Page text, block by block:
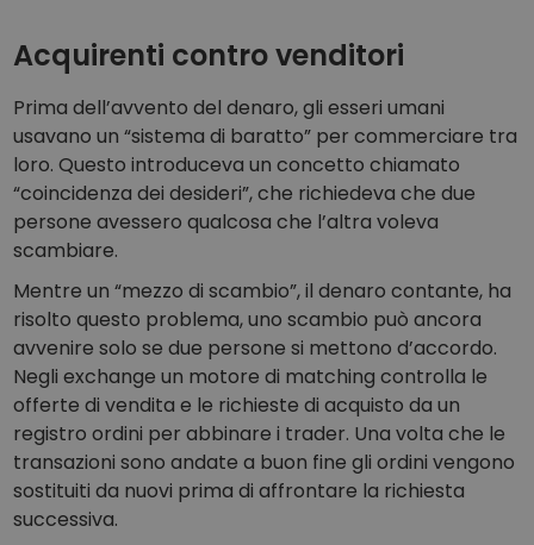
Acquirenti contro venditori
Prima dell’avvento del denaro, gli esseri umani
usavano un “sistema di baratto” per commerciare tra
loro. Questo introduceva un concetto chiamato
“coincidenza dei desideri”, che richiedeva che due
persone avessero qualcosa che l’altra voleva
scambiare.
Mentre un “mezzo di scambio”, il denaro contante, ha
risolto questo problema, uno scambio può ancora
avvenire solo se due persone si mettono d’accordo.
Negli exchange un motore di matching controlla le
offerte di vendita e le richieste di acquisto da un
registro ordini per abbinare i trader. Una volta che le
transazioni sono andate a buon fine gli ordini vengono
sostituiti da nuovi prima di affrontare la richiesta
successiva.